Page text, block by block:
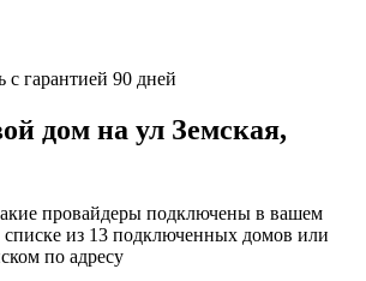
с гарантией 90 дней
дом на ул Земская,
провайдеры подключены в вашем
списке из 13 подключенных домов или
по адресу